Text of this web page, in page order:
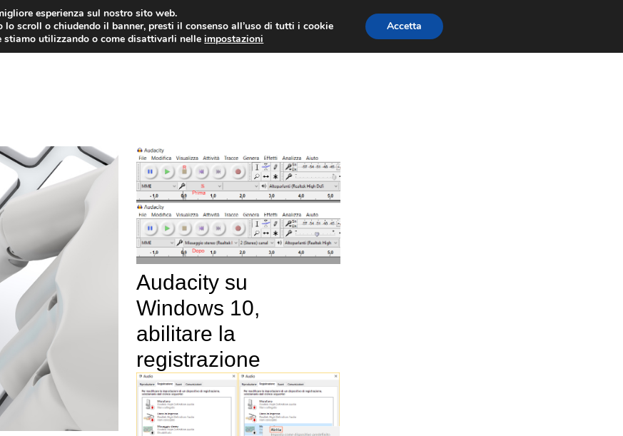
TUTORIAL WORDPRESS INSPIRATION CONCORSI DESIGN
Audacity su
Windows 10,
abilitare la
registrazione
esperienza sul nostro sito web.
scroll o chiudendo il banner, presti il consenso all’uso di tutti i cookie
stiamo utilizzando o come disattivarli nelleimpostazioni
Accetta